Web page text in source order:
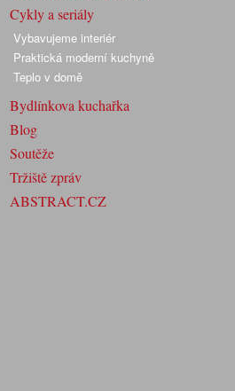
Cykly a seriály
Vybavujeme interiér
Praktická moderní kuchyně
Teplo v domě
Bydlínkova kuchařka
Blog
Soutěže
Tržiště zpráv
ABSTRACT.CZ